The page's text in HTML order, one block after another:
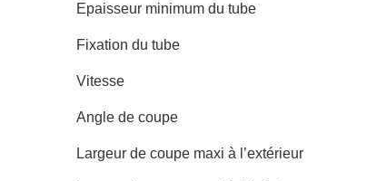
Epaisseur minimum du tube
Fixation du tube
Vitesse
Angle de coupe
Largeur de coupe maxi à l’extérieur